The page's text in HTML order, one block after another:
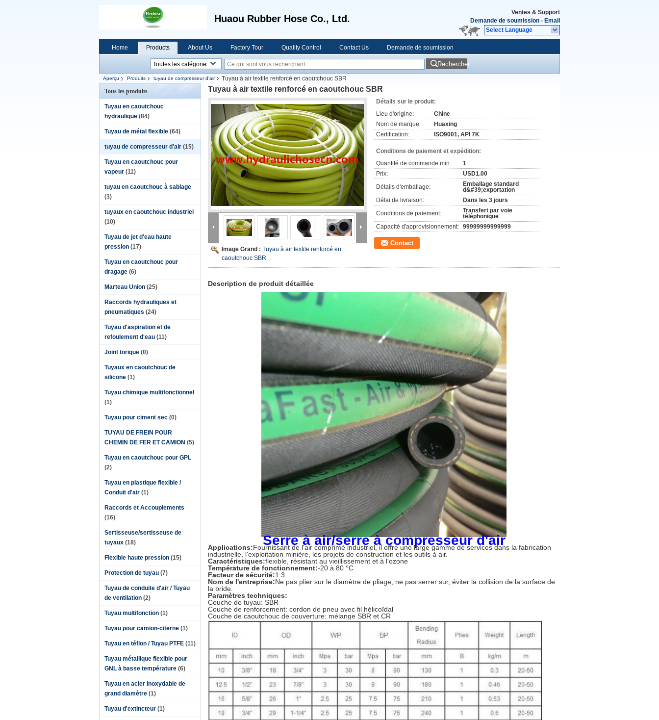
Huaou Rubber Hose Co., Ltd.
Ventes & Support
Demande de soumission - Email
Select Language
Home Products About Us Factory Tour Quality Control Contact Us Demande de soumission
Rechercher
Aperçu Produits tuyau de compresseur d'air
Tuyau à air textile renforcé en caoutchouc SBR
Tous les produits
Tuyau en caoutchouc
hydraulique (84)
Tuyau de métal flexible (64)
tuyau de compresseur d'air (15)
Tuyau en caoutchouc pour
vapeur (11)
tuyau en caoutchouc à sablage
(3)
tuyaux en caoutchouc industriel
(10)
Tuyau de jet d'eau haute
pression (17)
Tuyau en caoutchouc pour
dragage (6)
Marteau Union (25)
Raccords hydrauliques et
pneumatiques (24)
Tuyau d'aspiration et de
refoulement d'eau (11)
Joint torique (0)
Tuyaux en caoutchouc de
silicone (1)
Tuyau chimique multifonctionnel
(1)
Tuyau pour ciment sec (0)
TUYAU DE FREIN POUR
CHEMIN DE FER ET CAMION (5)
Tuyau en caoutchouc pour GPL
(2)
Tuyau en plastique flexible /
Conduit d'air (1)
Raccords et Accouplements
(16)
Sertisseuse/sertisseuse de
tuyaux (18)
Flexible haute pression (15)
Protection de tuyau (7)
Tuyau de conduite d'air / Tuyau
de ventilation (2)
Tuyau multifonction (1)
Tuyau pour camion-citerne (1)
Tuyau en téflon / Tuyau PTFE (11)
Tuyau métallique flexible pour
GNL à basse température (6)
Tuyau en acier inoxydable de
grand diamètre (1)
Tuyau d'extincteur (1)
Tuyau à air textile renforcé en caoutchouc SBR
Image Grand : Tuyau à air textile renforcé en
caoutchouc SBR
Détails sur le produit:
Lieu d'origine:
Chine
Nom de marque:
Huaxing
Certification:
ISO9001, API 7K
Conditions de paiement et expédition:
Quantité de commande min:
1
Prix:
USD1.00
Détails d'emballage:
Emballage standard
d&#39;exportation
Délai de livraison:
Dans les 3 jours
Conditions de paiement:
Transfert par voie
téléphonique
Capacité d'approvisionnement: 99999999999999
Contact
Description de produit détaillée
Serre à air/serre à compresseur d'air
Applications:Fournissant de l'air comprimé industriel, il offre une large gamme de services dans la fabrication
industrielle, l'exploitation minière, les projets de construction et les outils à air.
Caractéristiques:flexible, résistant au vieillissement et à l'ozone
Température de fonctionnement:-20 à 80 °C
Facteur de sécurité:1:3
Nom de l'entreprise:Ne pas plier sur le diamètre de pliage, ne pas serrer sur, éviter la collision de la surface de
la bride.
Paramètres techniques:
Couche de tuyau: SBR
Couche de renforcement: cordon de pneu avec fil hélicoïdal
Couche de caoutchouc de couverture: mélange SBR et CR